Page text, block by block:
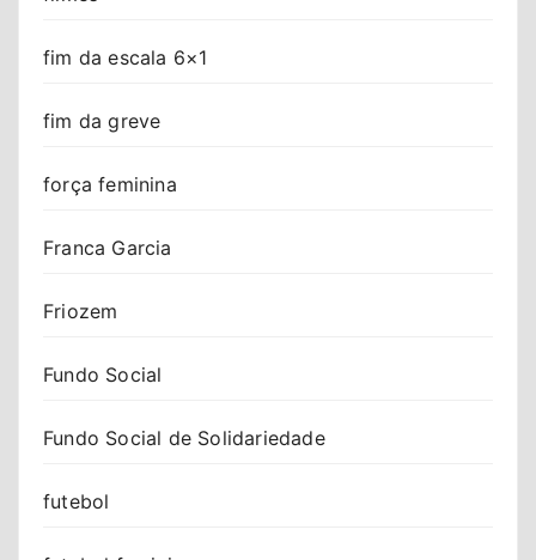
fim da escala 6×1
fim da greve
força feminina
Franca Garcia
Friozem
Fundo Social
Fundo Social de Solidariedade
futebol